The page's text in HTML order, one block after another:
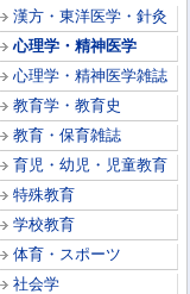
漢方・東洋医学・針灸
心理学・精神医学
心理学・精神医学雑誌
教育学・教育史
教育・保育雑誌
育児・幼児・児童教育
特殊教育
学校教育
体育・スポーツ
社会学